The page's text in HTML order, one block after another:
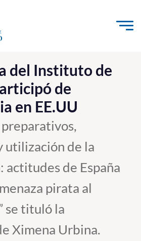
al contenido
e Innovación
del Instituto de
de
en EE.UU
preparativos,
utilización de la
actitudes de España
pirata al
se tituló la
Ximena Urbina.